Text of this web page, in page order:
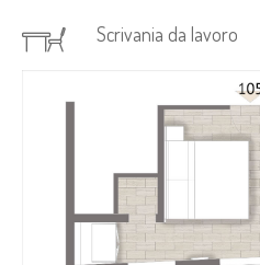
Scrivania da lavoro